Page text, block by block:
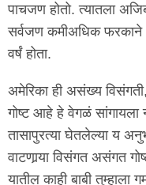
पाचजण होतो. त्यातला
सर्वजण कमीअधिक
वर्षं होता.
अमेरिका ही असंख्य विसंगती,
गोष्ट आहे हे वेगळं
तासापुरत्या घेतलेल्या य
वाटणार्‍या विसंगत असंगत
यातील काही बाबी